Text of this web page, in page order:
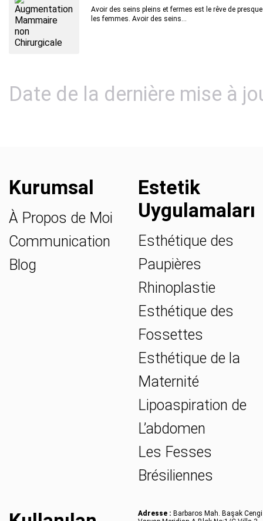
Avoir des seins pleins et fermes est le rêve de
les femmes. Avoir des seins...
Date de la dernière mise à
Kurumsal
À Propos de Moi
Communication
Blog
Estetik
Uygulamaları
Esthétique des
Paupières
Rhinoplastie
Esthétique des
Fossettes
Esthétique de la
Maternité
Lipoaspiration de
L’abdomen
Les Fesses
Brésiliennes
Adresse : Barbaros Mah. Başak